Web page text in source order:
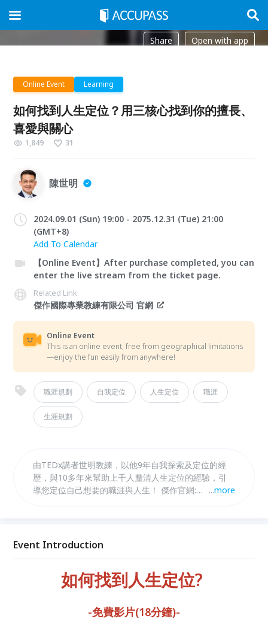
Share Open with app
Online Event Learning
如何找到人生定位？用三核心找到你的擅長、
喜愛與關心
1,849 31
陳世明
2024.09.01 (Sun) 19:00 - 2075.12.31 (Tue) 21:00
(GMT+8)
Add To Calendar
【Online Event】After purchase completed, you can
enter the live stream from the ticket page.
Related Link
傑作國際專業教練有限公司 官網
Online Event
This is an online event, free from geographical limitations
—enjoy the fun easily from anywhere!
職涯規劃 自我定位 人生定位 職涯
生涯規劃
由TEDx講者世明教練，以他9年自我探索及定位的經
歷，與10多年來幫助上千人釐清人生定位的經驗，引
導您定位自己想要的職涯與人生！ 傑作官網:
北、新竹、台中) 課程原價：5000元 課程優惠價: 1980
...more
Event Introduction
如何找到人生定位?
-免費影片(18分鐘)-